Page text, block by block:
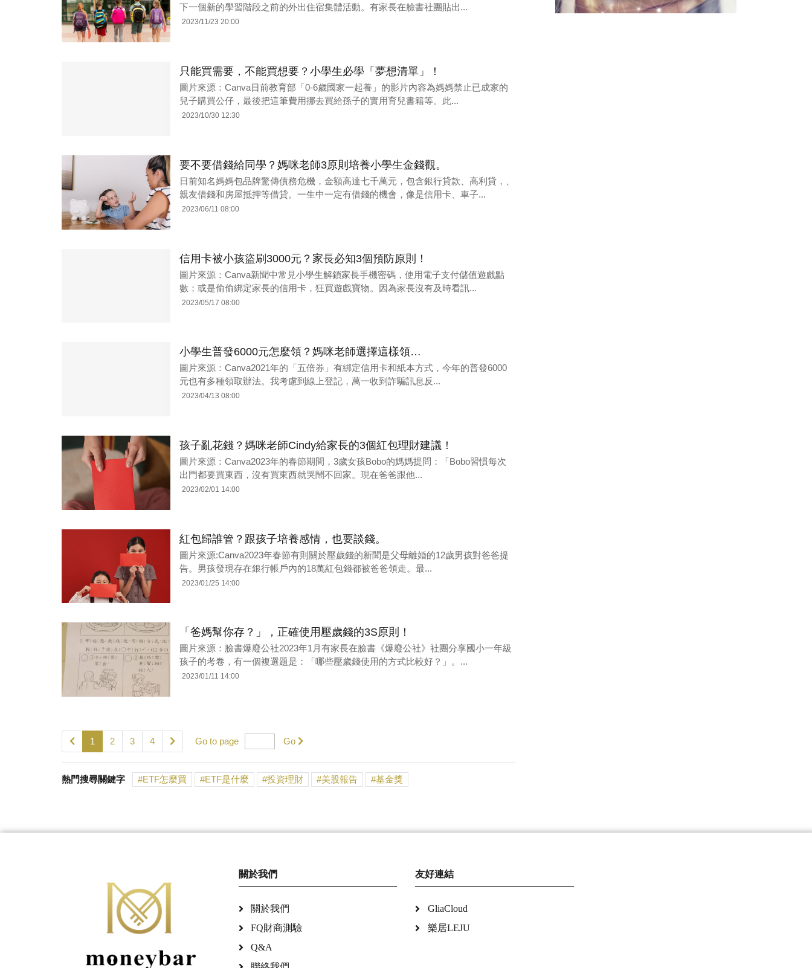
下一個新的學習階段之前的外出住宿集體活動。有家長在臉書社團貼出...
2023/11/23 20:00
只能買需要，不能買想要？小學生必學「夢想清單」！
圖片來源：Canva日前教育部「0-6歲國家一起養」的影片內容為媽媽禁止已成家的
兒子購買公仔，最後把這筆費用挪去買給孫子的實用育兒書籍等。此...
2023/10/30 12:30
要不要借錢給同學？媽咪老師3原則培養小學生金錢觀。
日前知名媽媽包品牌驚傳債務危機，金額高達七千萬元，包含銀行貸款、高利貸，、
親友借錢和房屋抵押等借貸。一生中一定有借錢的機會，像是信用卡、車子...
2023/06/11 08:00
信用卡被小孩盜刷3000元？家長必知3個預防原則！
圖片來源：Canva新聞中常見小學生解鎖家長手機密碼，使用電子支付儲值遊戲點
數；或是偷偷綁定家長的信用卡，狂買遊戲寶物。因為家長沒有及時看訊...
2023/05/17 08:00
小學生普發6000元怎麼領？媽咪老師選擇這樣領…
圖片來源：Canva2021年的「五倍券」有綁定信用卡和紙本方式，今年的普發6000
元也有多種領取辦法。我考慮到線上登記，萬一收到詐騙訊息反...
2023/04/13 08:00
孩子亂花錢？媽咪老師Cindy給家長的3個紅包理財建議！
圖片來源：Canva2023年的春節期間，3歲女孩Bobo的媽媽提問：「Bobo習慣每次
出門都要買東西，沒有買東西就哭鬧不回家。現在爸爸跟他...
2023/02/01 14:00
紅包歸誰管？跟孩子培養感情，也要談錢。
圖片來源:Canva2023年春節有則關於壓歲錢的新聞是父母離婚的12歲男孩對爸爸提
告。男孩發現存在銀行帳戶內的18萬紅包錢都被爸爸領走。最...
2023/01/25 14:00
「爸媽幫你存？」，正確使用壓歲錢的3S原則！
圖片來源：臉書爆廢公社2023年1月有家長在臉書《爆廢公社》社團分享國小一年級
孩子的考卷，有一個複選題是：「哪些壓歲錢使用的方式比較好？」。...
2023/01/11 14:00
1 2 3 4 Go to page Go
熱門搜尋關鍵字 ETF怎麼買 ETF是什麼 投資理財 美股報告 基金獎
關於我們
關於我們
FQ財商測驗
Q&A
友好連結
GliaCloud
樂居LEJU